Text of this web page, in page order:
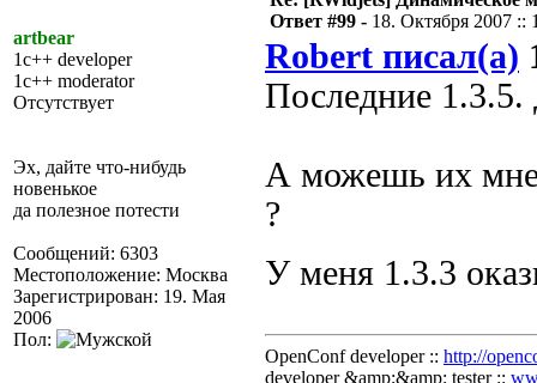
artbear
1c++ developer
1c++ moderator
Отсутствует
Эх, дайте что-нибудь
новенькое
да полезное потести
Сообщений: 6303
Местоположение: Москва
Зарегистрирован: 19. Мая
2006
Пол:
Ответ #99 - 18. Октября 2007 ::
Robert писал(а)
Последние 1.3.5.
А можешь их мне
?
У меня 1.3.3
OpenConf developer :: http://
developer &amp;&amp; tester ::